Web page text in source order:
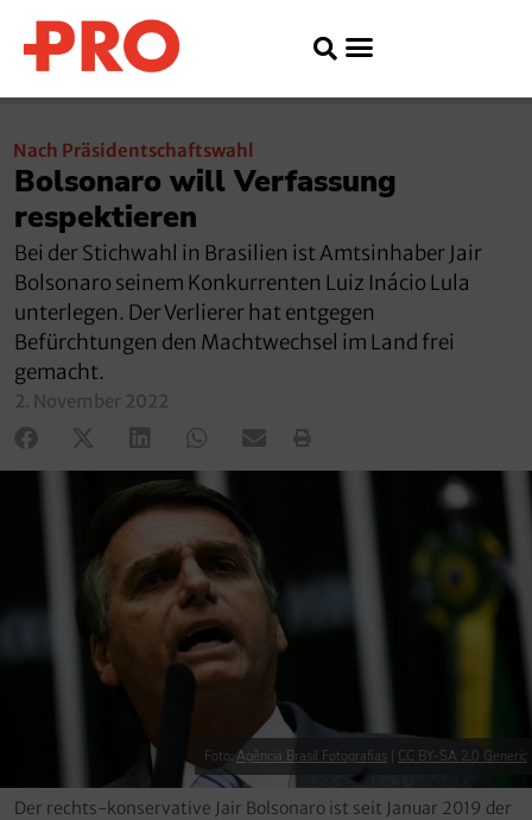
Nach Präsidentschaftswahl
Bolsonaro will Verfassung
respektieren
Bei der Stichwahl in Brasilien ist Amtsinhaber Jair
Bolsonaro seinem Konkurrenten Luiz Inácio Lula
unterlegen. Der Verlierer hat entgegen
Befürchtungen den Machtwechsel im Land frei
gemacht.
2. November 2022
Foto: Agência Brasil Fotografias CC BY-SA 2.0 Generic
Der rechts-konservative Jair Bolsonaro ist seit Januar 2019 der